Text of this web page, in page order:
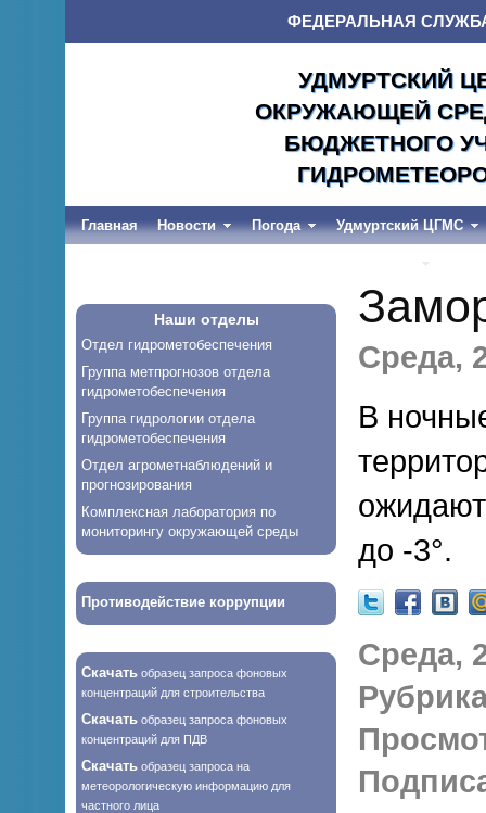
ФЕДЕРАЛЬНАЯ
УДМУРТСКИЙ
ОКРУЖАЮЩЕЙ
БЮДЖЕТНОГО
Главная Новости Погода Удмуртский ЦГМС
Наши отделы
Отдел гидрометобеспечения
Группа метпрогнозов отдела
гидрометобеспечения
Группа гидрологии отдела
гидрометобеспечения
Отдел агрометнаблюдений и
прогнозирования
Комплексная лаборатория по
мониторингу окружающей среды
Противодействие коррупции
Скачать образец запроса фоновых
концентраций для строительства
Скачать образец запроса фоновых
концентраций для ПДВ
Скачать образец запроса на
метеорологическую информацию для
частного лица
Среда,
В
до -3°.
Среда,